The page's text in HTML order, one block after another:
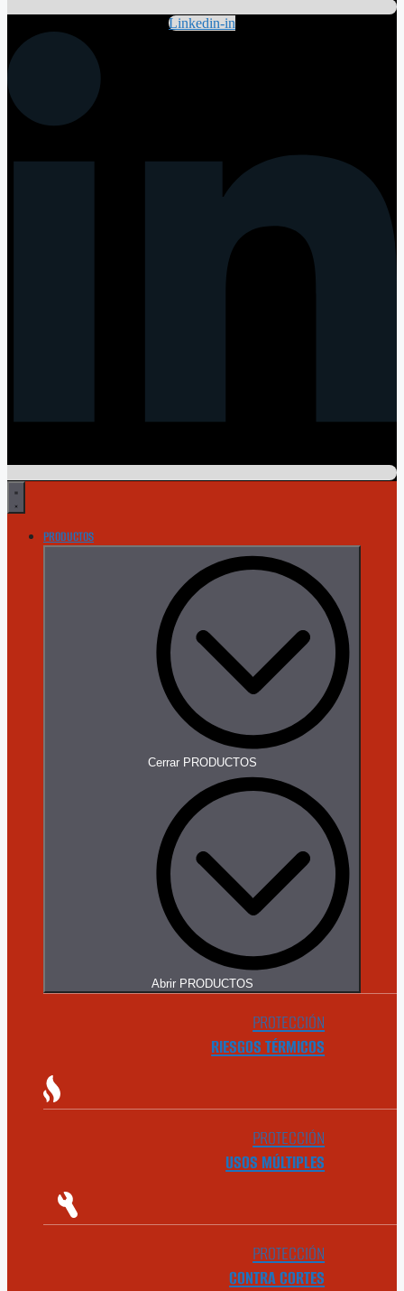
Linkedin-in
PRODUCTOS
Cerrar PRODUCTOS
Abrir PRODUCTOS
PROTECCIÓN
RIESGOS TÉRMICOS
PROTECCIÓN
USOS MÚLTIPLES
PROTECCIÓN
CONTRA CORTES